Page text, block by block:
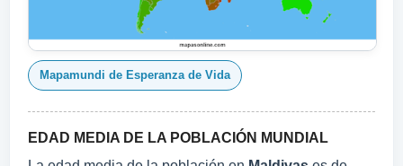
Mapamundi de Esperanza de Vida
EDAD MEDIA DE LA POBLACIÓN MUNDIAL